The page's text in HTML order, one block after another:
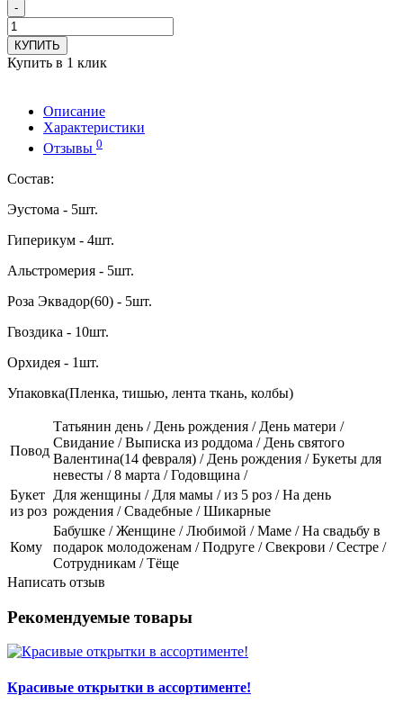
-
КУПИТЬ
Купить в 1 клик
Описание
Характеристики
Отзывы 0
Состав:
Эустома - 5шт.
Гиперикум - 4шт.
Альстромерия - 5шт.
Роза Эквадор(60) - 5шт.
Гвоздика - 10шт.
Орхидея - 1шт.
Упаковка(Пленка, тишью, лента ткань, колбы)
Повод
Татьянин день / День рождения / День матери /
Свидание / Выписка из роддома / День святого
Валентина(14 февраля) / День рождения / Букеты для
невесты / 8 марта / Годовщина /
Букет
из роз
Для женщины / Для мамы / из 5 роз / На день
рождения / Свадебные / Шикарные
Кому
Бабушке / Женщине / Любимой / Маме / На свадьбу в
подарок молодоженам / Подруге / Свекрови / Сестре /
Сотрудникам / Тёще
Написать отзыв
Рекомендуемые товары
Красивые открытки в ассортименте!